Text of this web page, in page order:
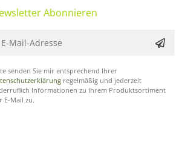
Abonnieren
senden Sie mir entsprechend Ihrer
regelmäßig und jederzeit
Informationen zu Ihrem Produktsortiment
E-Mail zu.